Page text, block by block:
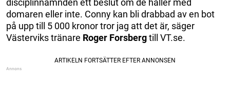
domaren eller inte. Conny kan bli drabbad av en bot
på upp till 5 000 kronor tror jag att det är, säger
Västerviks tränare Roger Forsbergtill VT.se.